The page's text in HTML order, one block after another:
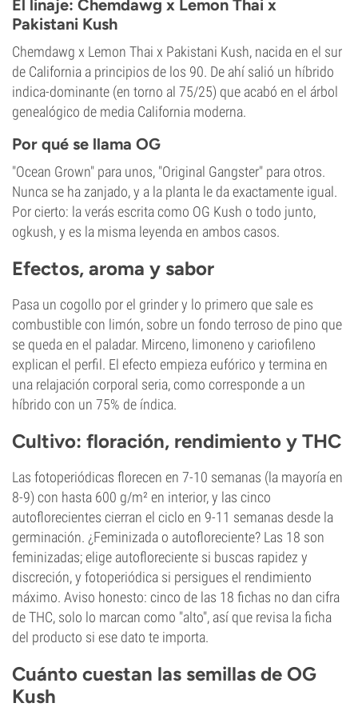
El linaje: Chemdawg x Lemon Thai x
Pakistani Kush
Chemdawg x Lemon Thai x Pakistani Kush, nacida en el sur
de California a principios de los 90. De ahí salió un híbrido
indica-dominante (en torno al 75/25) que acabó en el árbol
genealógico de media California moderna.
Por qué se llama OG
"Ocean Grown" para unos, "Original Gangster" para otros.
Nunca se ha zanjado, y a la planta le da exactamente igual.
Por cierto: la verás escrita como OG Kush o todo junto,
ogkush, y es la misma leyenda en ambos casos.
Efectos, aroma y sabor
Pasa un cogollo por el grinder y lo primero que sale es
combustible con limón, sobre un fondo terroso de pino que
se queda en el paladar. Mirceno, limoneno y cariofileno
explican el perfil. El efecto empieza eufórico y termina en
una relajación corporal seria, como corresponde a un
híbrido con un 75% de índica.
Cultivo: floración, rendimiento y THC
Las fotoperiódicas florecen en 7-10 semanas (la mayoría en
8-9) con hasta 600 g/m² en interior, y las cinco
autoflorecientes cierran el ciclo en 9-11 semanas desde la
germinación. ¿Feminizada o autofloreciente? Las 18 son
feminizadas; elige autofloreciente si buscas rapidez y
discreción, y fotoperiódica si persigues el rendimiento
máximo. Aviso honesto: cinco de las 18 fichas no dan cifra
de THC, solo lo marcan como "alto", así que revisa la ficha
del producto si ese dato te importa.
Cuánto cuestan las semillas de OG
Kush